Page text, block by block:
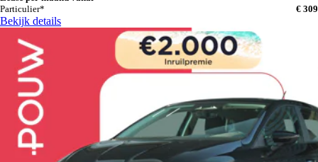
Particulier*
€ 309
Bekijk details